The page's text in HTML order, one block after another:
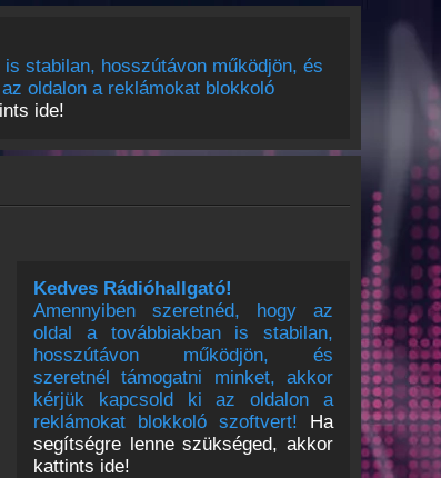
stabilan, hosszútávon működjön, és
oldalon a reklámokat blokkoló
ide!
Kedves Rádióhallgató!
Amennyiben szeretnéd, hogy az
oldal a továbbiakban is stabilan,
hosszútávon működjön, és
szeretnél támogatni minket, akkor
kérjük kapcsold ki az oldalon a
reklámokat blokkoló szoftvert! Ha
segítségre lenne szükséged, akkor
kattints ide!